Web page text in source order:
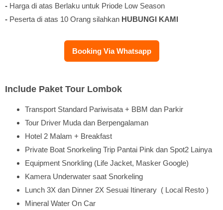
- Harga di atas Berlaku untuk Priode Low Season
- Peserta di atas 10 Orang silahkan HUBUNGI KAMI
Booking Via Whatsapp
Include Paket Tour Lombok
Transport Standard Pariwisata + BBM dan Parkir
Tour Driver Muda dan Berpengalaman
Hotel 2 Malam + Breakfast
Private Boat Snorkeling Trip Pantai Pink dan Spot2 Lainya
Equipment Snorkling (Life Jacket, Masker Google)
Kamera Underwater saat Snorkeling
Lunch 3X dan Dinner 2X Sesuai Itinerary ( Local Resto )
Mineral Water On Car